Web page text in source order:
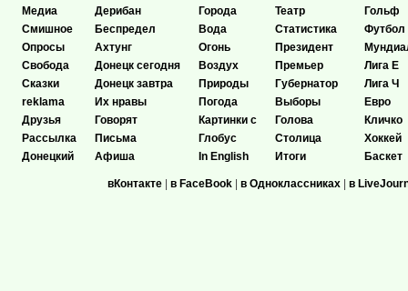
Медиа
Смишное
Опросы
Свобода
Сказки
reklama
Друзья
Рассылка
Донецкий
Дерибан
Беспредел
Ахтунг
Донецк сегодня
Донецк завтра
Их нравы
Говорят
Письма
Афиша
Города
Вода
Огонь
Воздух
Природы
Погода
Картинки с
Глобус
In English
Театр
Статистика
Президент
Премьер
Губернатор
Выборы
Голова
Столица
Итоги
Гольф
Футбол
Лига Е
Лига Ч
Евро
Кличко
Хоккей
Баскет
вКонтакте | в FaceBook | в Одноклассниках | в